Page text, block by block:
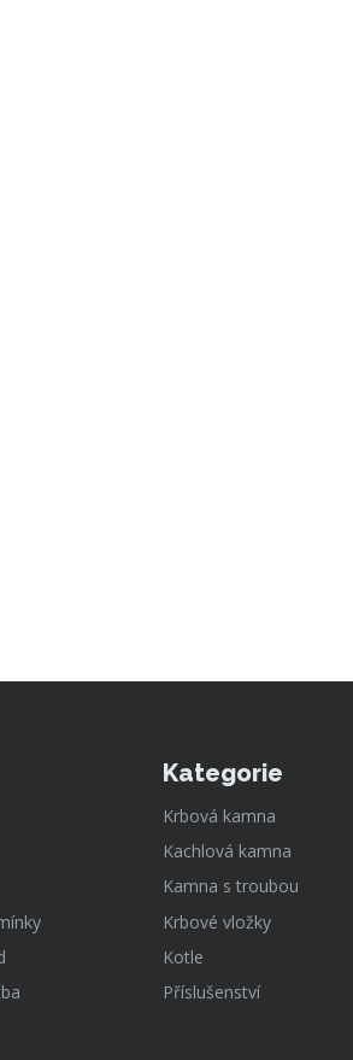
Kategorie
Krbová kamna
Kachlová kamna
Kamna s troubou
Krbové vložky
Kotle
Příslušenství